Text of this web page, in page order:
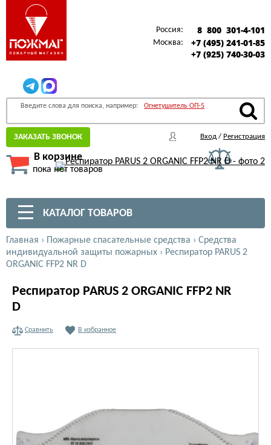
Россия: 8 800 301-4-101
Москва:
+7 (495) 241-01-85
+7 (925) 740-30-03
Введите слова для поиска, например: Огнетушитель ОП-5
ЗАКАЗАТЬ ЗВОНОК Вход / Регистрация
В корзине
пока нет товаров
КАТАЛОГ ТОВАРОВ
Главная › Пожарные спасательные средства › Средства
индивидуальной защиты пожарных › Респиратор PARUS 2
ORGANIC FFP2 NR D
Респиратор PARUS 2 ORGANIC FFP2 NR
D
Сравнить В избранное